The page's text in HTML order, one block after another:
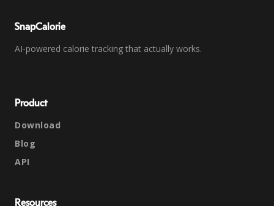
SnapCalorie
AI-powered calorie tracking that actually works.
Product
Download
Blog
API
Resources